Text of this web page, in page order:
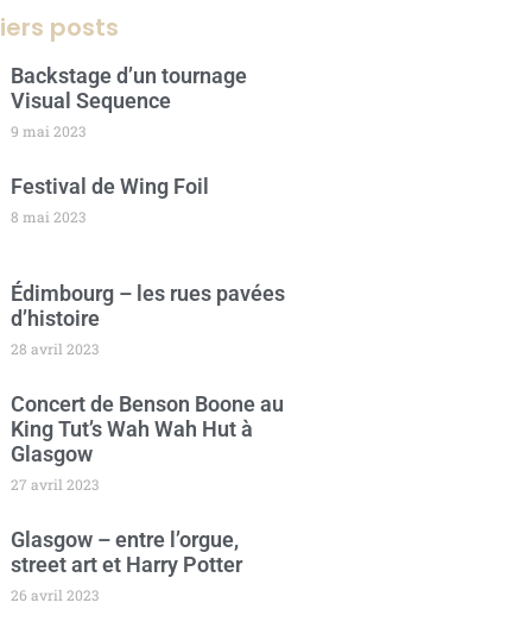
posts
Backstage d’un tournage
Visual Sequence
9 mai 2023
Festival de Wing Foil
8 mai 2023
Édimbourg – les rues pavées
d’histoire
28 avril 2023
Concert de Benson Boone au
King Tut’s Wah Wah Hut à
Glasgow
27 avril 2023
Glasgow – entre l’orgue,
street art et Harry Potter
26 avril 2023